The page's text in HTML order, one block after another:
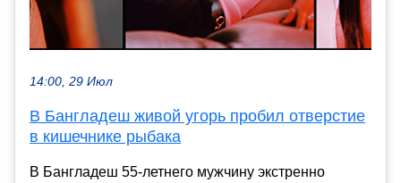
14:00, 29 Июл
В Бангладеш живой угорь пробил отверстие
в кишечнике рыбака
В Бангладеш 55-летнего мужчину экстренно